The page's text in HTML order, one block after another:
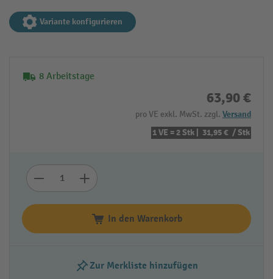
Variante konfigurieren
8 Arbeitstage
63,90 €
pro VE exkl. MwSt. zzgl. Versand
1 VE = 2 Stk | 31,95 € / Stk
In den Warenkorb
Zur Merkliste hinzufügen